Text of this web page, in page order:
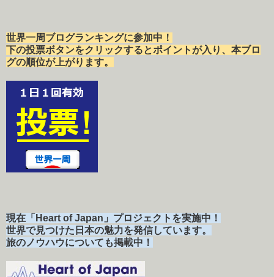
世界一周ブログランキングに参加中！
下の投票ボタンをクリックするとポイントが入り、本ブロ
グの順位が上がります。
現在「Heart of Japan」プロジェクトを実施中！
世界で見つけた日本の魅力を発信しています。
旅のノウハウについても掲載中！